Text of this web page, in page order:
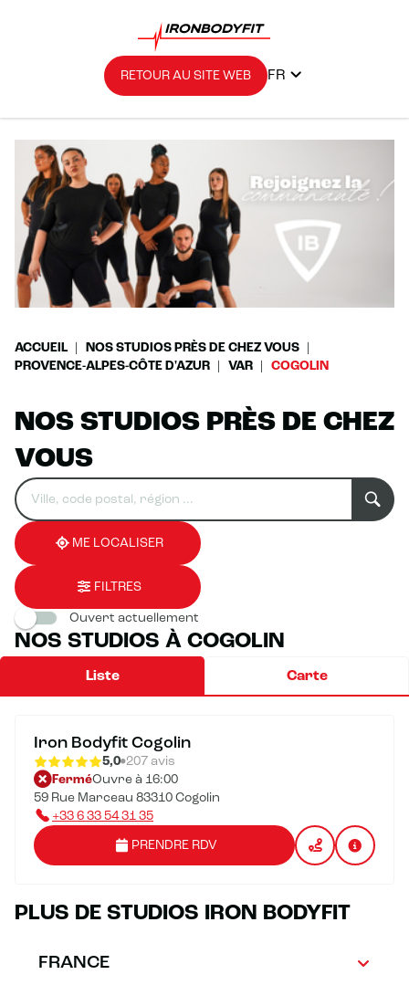
RETOUR AU SITE WEB FR
ACCUEIL
NOS STUDIOS PRÈS DE CHEZ VOUS
PROVENCE-ALPES-CÔTE D'AZUR
VAR COGOLIN
NOS STUDIOS PRÈS DE CHEZ
VOUS
Rechercher
un
établissement
Veuillez
renseigner
une
adresse
0
résultat(s)
trouvé(s)
ME LOCALISER
FILTRES
Ouvert actuellement
NOS STUDIOS À COGOLIN
Liste Carte
Iron Bodyfit Cogolin
5,0 207 avis
FerméOuvre à 16:00
59 Rue Marceau 83310 Cogolin
+33 6 33 54 31 35
PRENDRE RDV
PLUS DE STUDIOS IRON BODYFIT
FRANCE